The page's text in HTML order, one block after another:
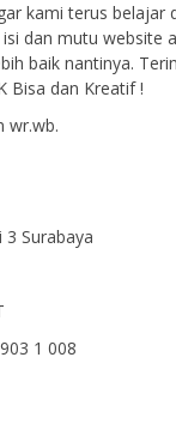
kami terus belajar
dan mutu website
baik nantinya.
Bisa dan Kreatif !
wr.wb.
3 Surabaya
1 008